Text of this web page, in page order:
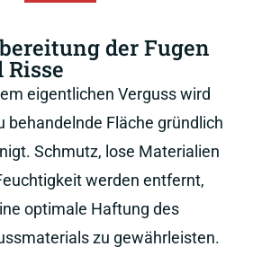
der Fugen
Risse
eigentlichen Verguss wird
behandelnde Fläche gründlich
Schmutz, lose Materialien
werden entfernt,
optimale Haftung des
zu gewährleisten.